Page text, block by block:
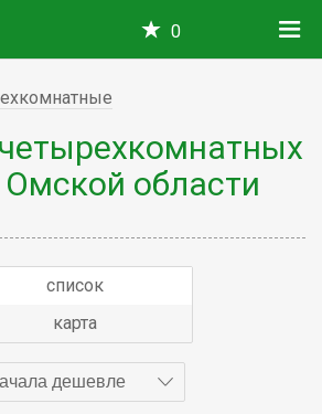
0
Омской области
список
карта
дешевле